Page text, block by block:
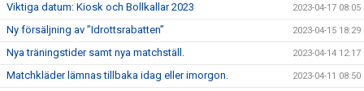
Viktiga datum: Kiosk och Bollkallar 2023 2023-04-17 08:05
Ny försäljning av ”Idrottsrabatten” 2023-04-15 18:29
Nya träningstider samt nya matchställ. 2023-04-14 12:17
Matchkläder lämnas tillbaka idag eller imorgon. 2023-04-11 08:50